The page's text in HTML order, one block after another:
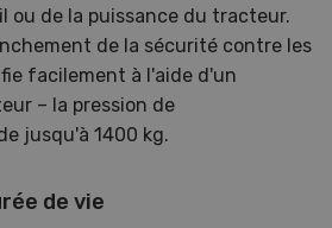
ou de la puissance du tracteur.
de la sécurité contre les
facilement à l'aide d'un
– la pression de
jusqu'à 1400 kg.
de vie